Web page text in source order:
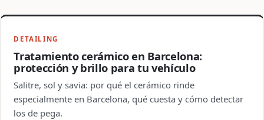
DETAILING
Tratamiento cerámico en Barcelona:
protección y brillo para tu vehículo
Salitre, sol y savia: por qué el cerámico rinde
especialmente en Barcelona, qué cuesta y cómo detectar
los de pega.